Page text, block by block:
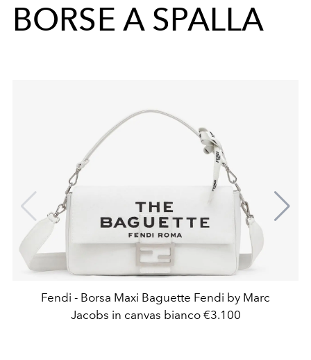
BORSE A SPALLA
Fendi - Borsa Maxi Baguette Fendi by Marc
Jacobs in canvas bianco €3.100